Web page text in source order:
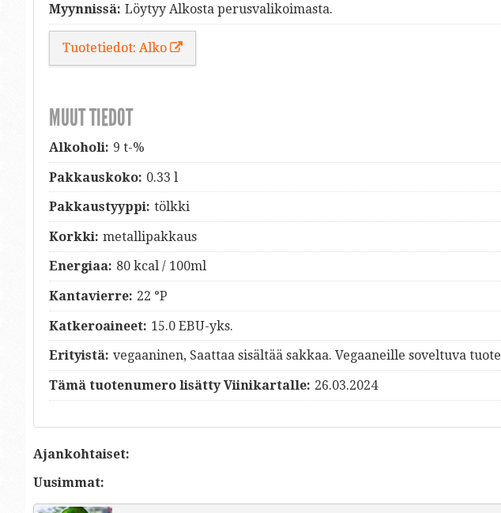
Myynnissä: Löytyy Alkosta perusvalikoimasta.
Tuotetiedot: Alko
MUUT TIEDOT
Alkoholi: 9 t-%
Pakkauskoko: 0.33 l
Pakkaustyyppi: tölkki
Korkki: metallipakkaus
Energiaa: 80 kcal / 100ml
Kantavierre: 22 °P
Katkeroaineet: 15.0 EBU-yks.
Erityistä: vegaaninen, Saattaa sisältää sakkaa. Vegaaneille soveltuva tuote
Tämä tuotenumero lisätty Viinikartalle: 26.03.2024
Ajankohtaiset:
Uusimmat: